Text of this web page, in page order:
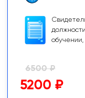
6500 ₽
5200 ₽